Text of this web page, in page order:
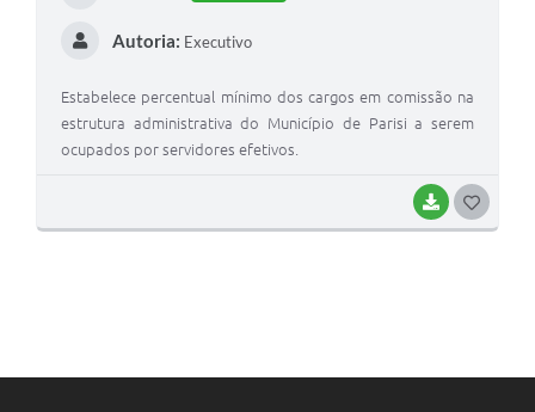
BAIXAR
Autoria: Executivo
Estabelece percentual mínimo dos cargos em comissão na
estrutura administrativa do Município de Parisi a serem
ocupados por servidores efetivos.